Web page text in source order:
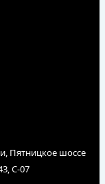
Пятницкое шоссе
С-07